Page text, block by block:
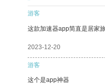
游客
这款加速器app简直是居家
2023-12-20
游客
这个是app神器